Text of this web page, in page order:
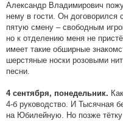
Александр Владимирович
нему в гости. Он договорился
пятую смену – свободным
но к отделению меня не
имеет такие обширные
шерстяные носки розовыми
песни.
4 сентября, понедельник.
4-б руководство. И Тысячная
на Юбилейную. Но позже